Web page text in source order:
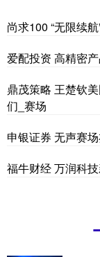
尚求100 “无限续
爱配投资 高精密
鼎茂策略 王楚钦
们_赛场
申银证券 无声赛
福牛财经 万润科